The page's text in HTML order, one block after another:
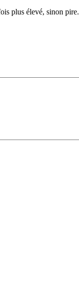
plus élevé, sinon pire.